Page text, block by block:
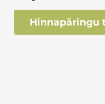
Hinnapäringu